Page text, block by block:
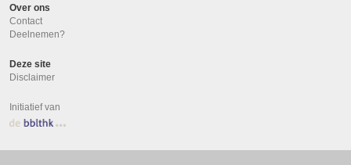
Over ons
Contact
Deelnemen?
Deze site
Disclaimer
Initiatief van